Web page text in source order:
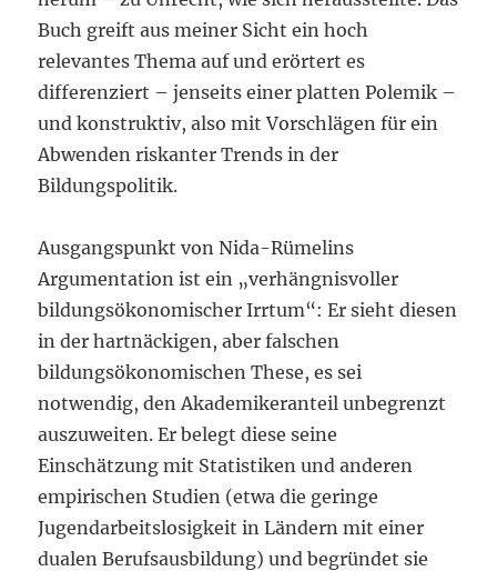
Buch greift aus meiner Sicht ein hoch
relevantes Thema auf und erörtert es
differenziert – jenseits einer platten Polemik –
und konstruktiv, also mit Vorschlägen für ein
Abwenden riskanter Trends in der
Bildungspolitik.
Ausgangspunkt von Nida-Rümelins
Argumentation ist ein „verhängnisvoller
bildungsökonomischer Irrtum“: Er sieht diesen
in der hartnäckigen, aber falschen
bildungsökonomischen These, es sei
notwendig, den Akademikeranteil unbegrenzt
auszuweiten. Er belegt diese seine
Einschätzung mit Statistiken und anderen
empirischen Studien (etwa die geringe
Jugendarbeitslosigkeit in Ländern mit einer
dualen Berufsausbildung) und begründet sie